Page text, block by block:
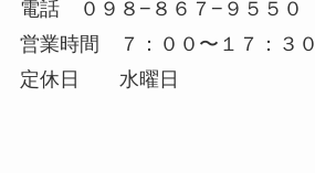
電話 ０９８−８６７−９５５０
営業時間 ７：００〜１７：３０
定休日 水曜日